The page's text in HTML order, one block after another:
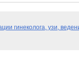
гинеколога, узи,